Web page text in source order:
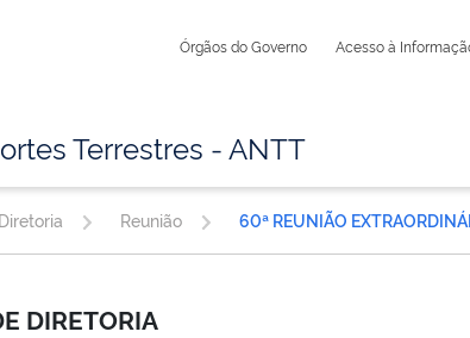
Órgãos do Governo Acesso à
Terrestres - ANTT
Reunião
DIRETORIA